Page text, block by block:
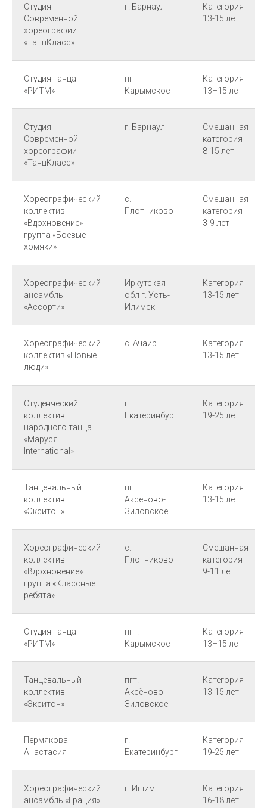
Студия
Современной
хореографии
«ТанцКласс»
г. Барнаул
Категория
13-15 лет
Студия танца
«РИТМ»
пгт
Карымское
Категория
13–15 лет
Студия
Современной
хореографии
«ТанцКласс»
г. Барнаул
Смешанная
категория
8-15 лет
Хореографический
коллектив
«Вдохновение»
группа «Боевые
хомяки»
с.
Плотниково
Смешанная
категория
3-9 лет
Хореографический
ансамбль
«Ассорти»
Иркутская
обл г. Усть-
Илимск
Категория
13-15 лет
Хореографический
коллектив «Новые
люди»
с. Ачаир
Категория
13-15 лет
Студенческий
коллектив
народного танца
«Маруся
International»
г.
Екатеринбург
Категория
19-25 лет
Танцевальный
коллектив
«Экситон»
пгт.
Аксёново-
Зиловское
Категория
13-15 лет
Хореографический
коллектив
«Вдохновение»
группа «Классные
ребята»
с.
Плотниково
Смешанная
категория
9-11 лет
Студия танца
«РИТМ»
пгт.
Карымское
Категория
13–15 лет
Танцевальный
коллектив
«Экситон»
пгт.
Аксёново-
Зиловское
Категория
13-15 лет
Пермякова
Анастасия
г.
Екатеринбург
Категория
19-25 лет
Хореографический
ансамбль «Грация»
г. Ишим
Категория
16-18 лет